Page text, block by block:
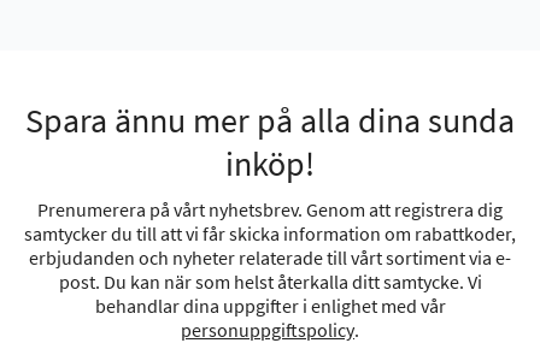
Spara ännu mer på alla dina sunda
inköp!
Prenumerera på vårt nyhetsbrev. Genom att registrera dig
samtycker du till att vi får skicka information om rabattkoder,
erbjudanden och nyheter relaterade till vårt sortiment via e-
post. Du kan när som helst återkalla ditt samtycke. Vi
behandlar dina uppgifter i enlighet med vår
personuppgiftspolicy.